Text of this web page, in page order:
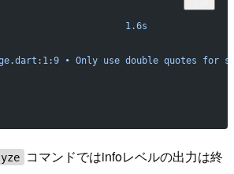
1.6s
• Only use double quotes for
コマンドではinfoレベルの出力は終